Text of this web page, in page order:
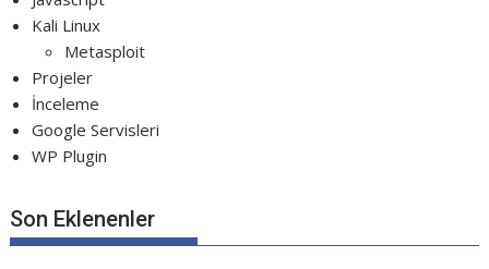
Kali Linux
Metasploit
Projeler
İnceleme
Google Servisleri
WP Plugin
Son Eklenenler